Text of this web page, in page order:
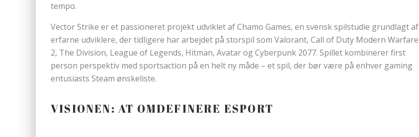
tempo.
Vector Strike er et passioneret projekt udviklet af Chamo Games, en svensk spilstudie grundlagt af
erfarne udviklere, der tidligere har arbejdet på storspil som Valorant, Call of Duty Modern Warfare
2, The Division, League of Legends, Hitman, Avatar og Cyberpunk 2077. Spillet kombinerer first
person perspektiv med sportsaction på en helt ny måde – et spil, der bør være på enhver gaming
entusiasts Steam ønskeliste.
VISIONEN: AT OMDEFINERE ESPORT